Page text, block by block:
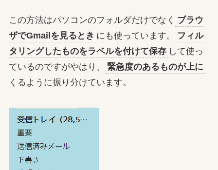
この方法はパソコンのフォルダだけでなく ブラウ
ザでGmailを見るとき にも使っています。
フィル
タリングしたものをラベルを付けて保存 して使っ
ているのですがやはり、
緊急度のあるものが上に
くるように振り分けています。